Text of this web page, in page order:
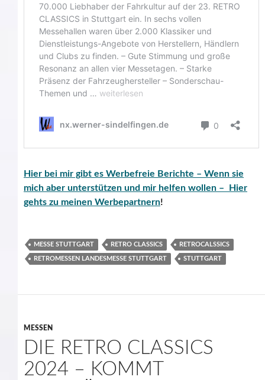
Hier bei mir gibt es Werbefreie Berichte – Wenn sie
mich aber unterstützen und mir helfen wollen – Hier
gehts zu meinen Werbepartnern!
MESSE STUTTGART RETRO CLASSICS RETROCALSSICS
RETROMESSEN LANDESMESSE STUTTGART STUTTGART
MESSEN
DIE RETRO CLASSICS
2024 – KOMMT